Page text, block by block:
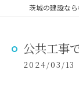
公共工事
2024/03/13